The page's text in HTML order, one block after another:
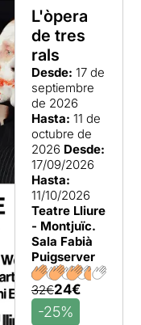
L'òpera
de tres
rals
Desde: 17 de
septiembre
de 2026
Hasta: 11 de
octubre de
2026 Desde:
17/09/2026
Hasta:
11/10/2026
Teatre Lliure
- Montjuïc.
Sala Fabià
Puigserver
32€24€
-25%